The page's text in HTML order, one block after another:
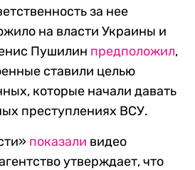
за нее
на власти Украины и
Пушилин предположил,
ставили целью
которые начали давать
преступлениях ВСУ.
показали видео
утверждает, что